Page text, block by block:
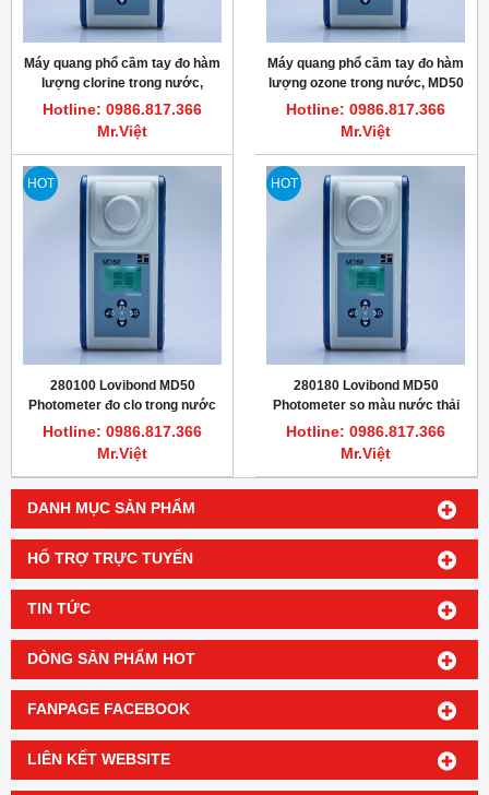
DANH MỤC SẢN PHẨM
HỔ TRỢ TRỰC TUYẾN
TIN TỨC
DÒNG SẢN PHẨM HOT
FANPAGE FACEBOOK
LIÊN KẾT WEBSITE
Máy quang phổ cầm tay đo hàm
lượng clorine trong nước,
MD50 Chlorine HR Lovibond
280140
Hotline: 0986.817.366
Mr.Việt
Máy quang phổ cầm tay đo hàm
lượng ozone trong nước, MD50
OZONE Lovibond 280135
Hotline: 0986.817.366
Mr.Việt
HOT
280100 Lovibond MD50
Photometer đo clo trong nước
dạng cầm tay
Hotline: 0986.817.366
Mr.Việt
HOT
280180 Lovibond MD50
Photometer so màu nước thải
Hazen, 10 - 500 mg/L Pt
Hotline: 0986.817.366
Mr.Việt